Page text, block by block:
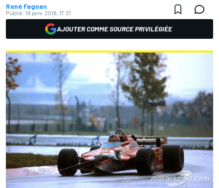
René Fagnan
Publié: 18 janv. 2018, 17:31
AJOUTER COMME SOURCE PRIVILÉGIÉE